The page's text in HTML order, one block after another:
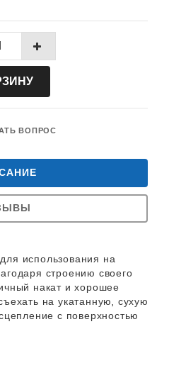
ВОПРОС
использования на
строению своего
накат и хорошее
на укатанную, сухую
с поверхностью